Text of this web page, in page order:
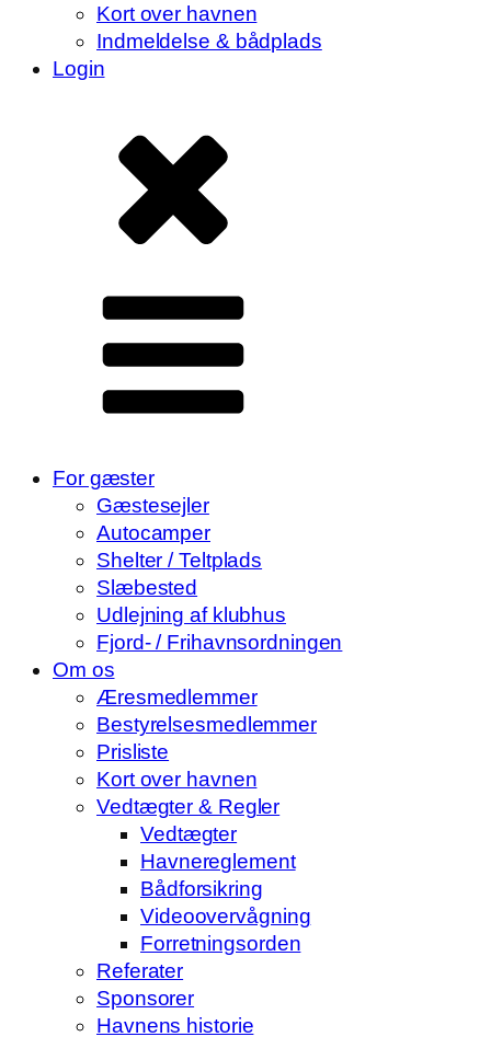
Kort over havnen
Indmeldelse & bådplads
Login
For gæster
Gæstesejler
Autocamper
Shelter / Teltplads
Slæbested
Udlejning af klubhus
Fjord- / Frihavnsordningen
Om os
Æresmedlemmer
Bestyrelsesmedlemmer
Prisliste
Kort over havnen
Vedtægter & Regler
Vedtægter
Havnereglement
Bådforsikring
Videoovervågning
Forretningsorden
Referater
Sponsorer
Havnens historie